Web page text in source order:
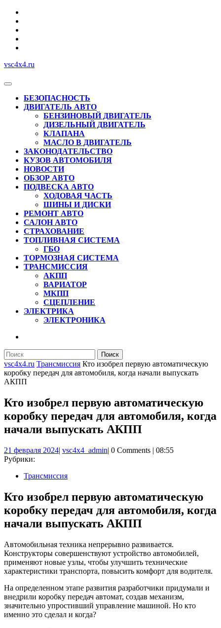
Перейти
содержимому
vsc4x4.ru
Кнопка
ОткрытьБЕЗОПАСНОСТЬ
ДВИГАТЕЛЬ АВТО
БЕНЗИНОВЫЙ ДВИГАТЕЛЬ
ДИЗЕЛЬНЫЙ ДВИГАТЕЛЬ
КЛАПАНА
МАСЛО В ДВИГАТЕЛЬ
ЗАКОНОДАТЕЛЬСТВО
КУЗОВ АВТОМОБИЛЯ
НОВОСТИ
ОБЗОР АВТО
ПОДВЕСКА АВТО
ХОДОВАЯ ЧАСТЬ
ШИНЫ И ДИСКИ
РЕМОНТ АВТО
САЛОН АВТО
СТРАХОВАНИЕ
ТОПЛИВНАЯ СИСТЕМА
ГБО
ТОРМОЗНАЯ СИСТЕМА
ТРАНСМИССИЯ
АКПП
ВАРИАТОР
МКПП
СЦЕПЛЕНИЕ
ЭЛЕКТРИКА
ЭЛЕКТРОНИКА
КНОПКА
Найти:
vsc4x4.ru Трансмиссия Кто изобрел первую автоматическую
коробку передач для автомобиля, когда начали выпускать
АКПП
Кто изобрел первую автоматическую
коробку передач для автомобиля, когда
начали выпускать АКПП
21 февраля 202421
| vsc4x4_adminvsc4x4_admin
| 0 Comments | 08:55
Рубрики:
Трансмиссия
Кто изобрел первую автоматическую
коробку передач для автомобиля, когда
начали выпускать АКПП
Автомобильная техника непрерывно развивается.
Конструкторы совершенствуют устройство автомобилей,
применяют новые узлы, чтобы улучшить технические
характеристики транспорта, повысить комфорт для водителя.
На определенном этапе развития разработчики придумали и
внедрили коробку передач автомат, создав механизм,
значительно упростивший управление машиной. Но кто
именно это сделал и когда?